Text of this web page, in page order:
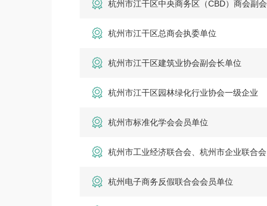
杭州市江干区中央商务区（CBD）商会副
杭州市江干区总商会执委单位
杭州市江干区建筑业协会副会长单位
杭州市江干区园林绿化行业协会一级企业
杭州市标准化学会会员单位
杭州市工业经济联合会、杭州市企业联合
杭州电子商务反假联合会会员单位